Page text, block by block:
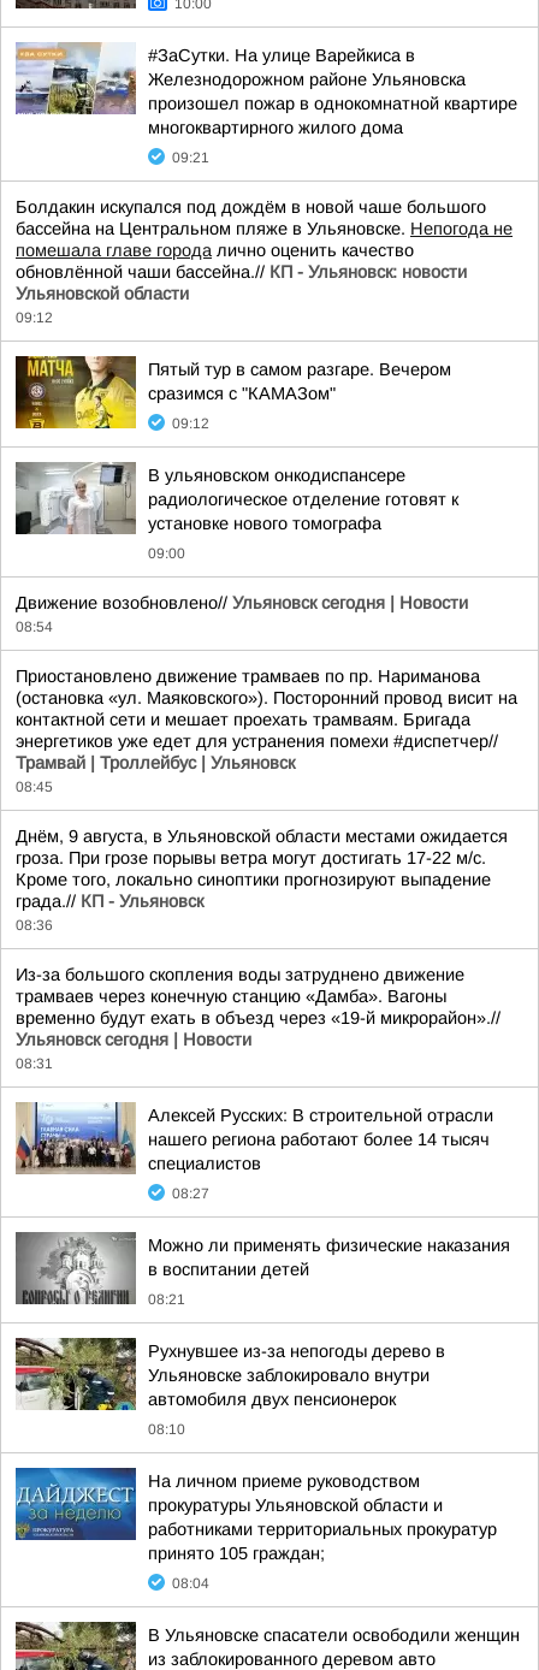
10:00
#ЗаСутки. На улице Варейкиса в
Железнодорожном районе Ульяновска
произошел пожар в однокомнатной квартире
многоквартирного жилого дома
09:21
Болдакин искупался под дождём в новой чаше большого
бассейна на Центральном пляже в Ульяновске. Непогода не
помешала главе города лично оценить качество
обновлённой чаши бассейна.// КП - Ульяновск: новости
Ульяновской области
09:12
Пятый тур в самом разгаре. Вечером
сразимся с "КАМАЗом"
09:12
В ульяновском онкодиспансере
радиологическое отделение готовят к
установке нового томографа
09:00
Движение возобновлено// Ульяновск сегодня | Новости
08:54
Приостановлено движение трамваев по пр. Нариманова
(остановка «ул. Маяковского»). Посторонний провод висит на
контактной сети и мешает проехать трамваям. Бригада
энергетиков уже едет для устранения помехи #диспетчер//
Трамвай | Троллейбус | Ульяновск
08:45
Днём, 9 августа, в Ульяновской области местами ожидается
гроза. При грозе порывы ветра могут достигать 17-22 м/с.
Кроме того, локально синоптики прогнозируют выпадение
града.// КП - Ульяновск
08:36
Из-за большого скопления воды затруднено движение
трамваев через конечную станцию «Дамба». Вагоны
временно будут ехать в объезд через «19-й микрорайон».//
Ульяновск сегодня | Новости
08:31
Алексей Русских: В строительной отрасли
нашего региона работают более 14 тысяч
специалистов
08:27
Можно ли применять физические наказания
в воспитании детей
08:21
Рухнувшее из-за непогоды дерево в
Ульяновске заблокировало внутри
автомобиля двух пенсионерок
08:10
На личном приеме руководством
прокуратуры Ульяновской области и
работниками территориальных прокуратур
принято 105 граждан;
08:04
В Ульяновске спасатели освободили женщин
из заблокированного деревом авто